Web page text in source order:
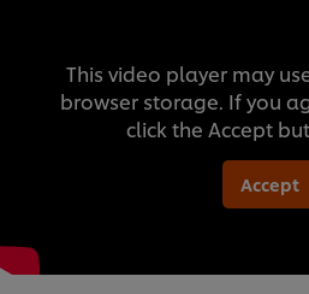
This video player may
browser storage. If you
click the Accept
Accept